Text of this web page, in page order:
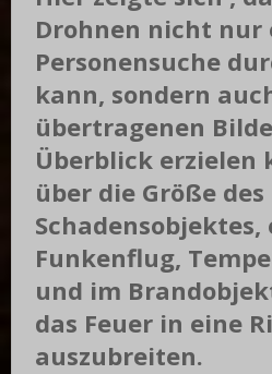
Drohnen nicht nur
Personensuche
kann, sondern
übertragenen
Überblick erzielen
über die Größe des
Funkenflug,
und im
das Feuer in eine
auszubreiten.